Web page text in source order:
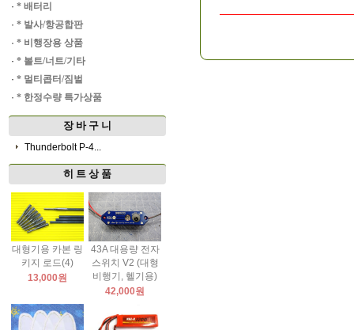
· * 배터리
· * 발사/항공합판
· * 비행장용 상품
· * 볼트/너트/기타
· * 멀티콥터/짐벌
· * 한정수량 특가상품
장 바 구 니
Thunderbolt P-4...
히 트 상 품
대형기용 카본 링
키지 로드(4)
13,000원
43A 대용량 전자
스위치 V2 (대형
비행기, 헬기용)
42,000원